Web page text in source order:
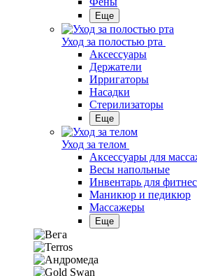
Еще
Уход за полостью рта
Аксессуары
Держатели
Ирригаторы
Насадки
Стерилизаторы
Еще
Уход за телом
Аксессуары для
Весы напольные
Инвентарь для
Маникюр и педикюр
Массажеры
Еще